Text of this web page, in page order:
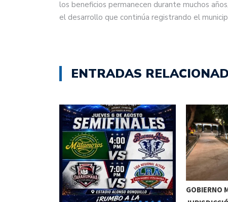
los beneficios permanecen durante muchos
el desarrollo que continúa registrando el
ENTRADAS
GOBIERNO